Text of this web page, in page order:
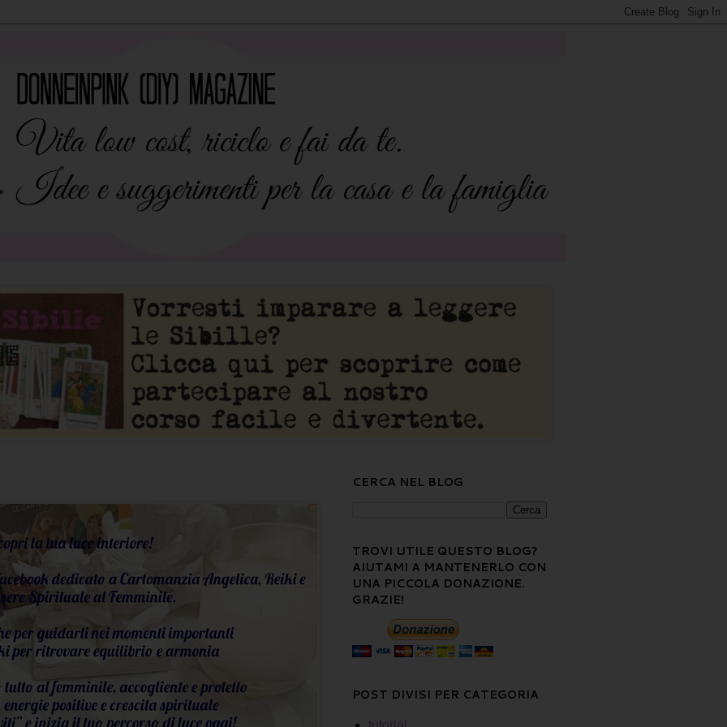
CERCA NEL BLOG
TROVI UTILE QUESTO BLOG?
AIUTAMI A MANTENERLO CON
UNA PICCOLA DONAZIONE.
GRAZIE!
POST DIVISI PER CATEGORIA